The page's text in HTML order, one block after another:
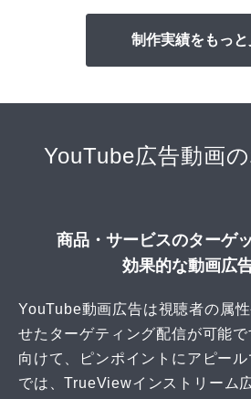
制作実績をもっと
YouTube広告動画
商品・サービスのターゲ
効果的な動画広
YouTube動画広告は視聴者の属
せたターゲティング配信が可能
向けて、ピンポイントにアピー
では、TrueViewインストリーム